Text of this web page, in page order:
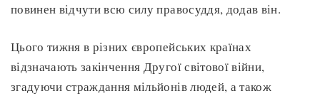
повинен відчути всю силу правосуддя, додав він.
Цього тижня в різних європейських країнах
відзначають закінчення Другої світової війни,
згадуючи страждання мільйонів людей, а також